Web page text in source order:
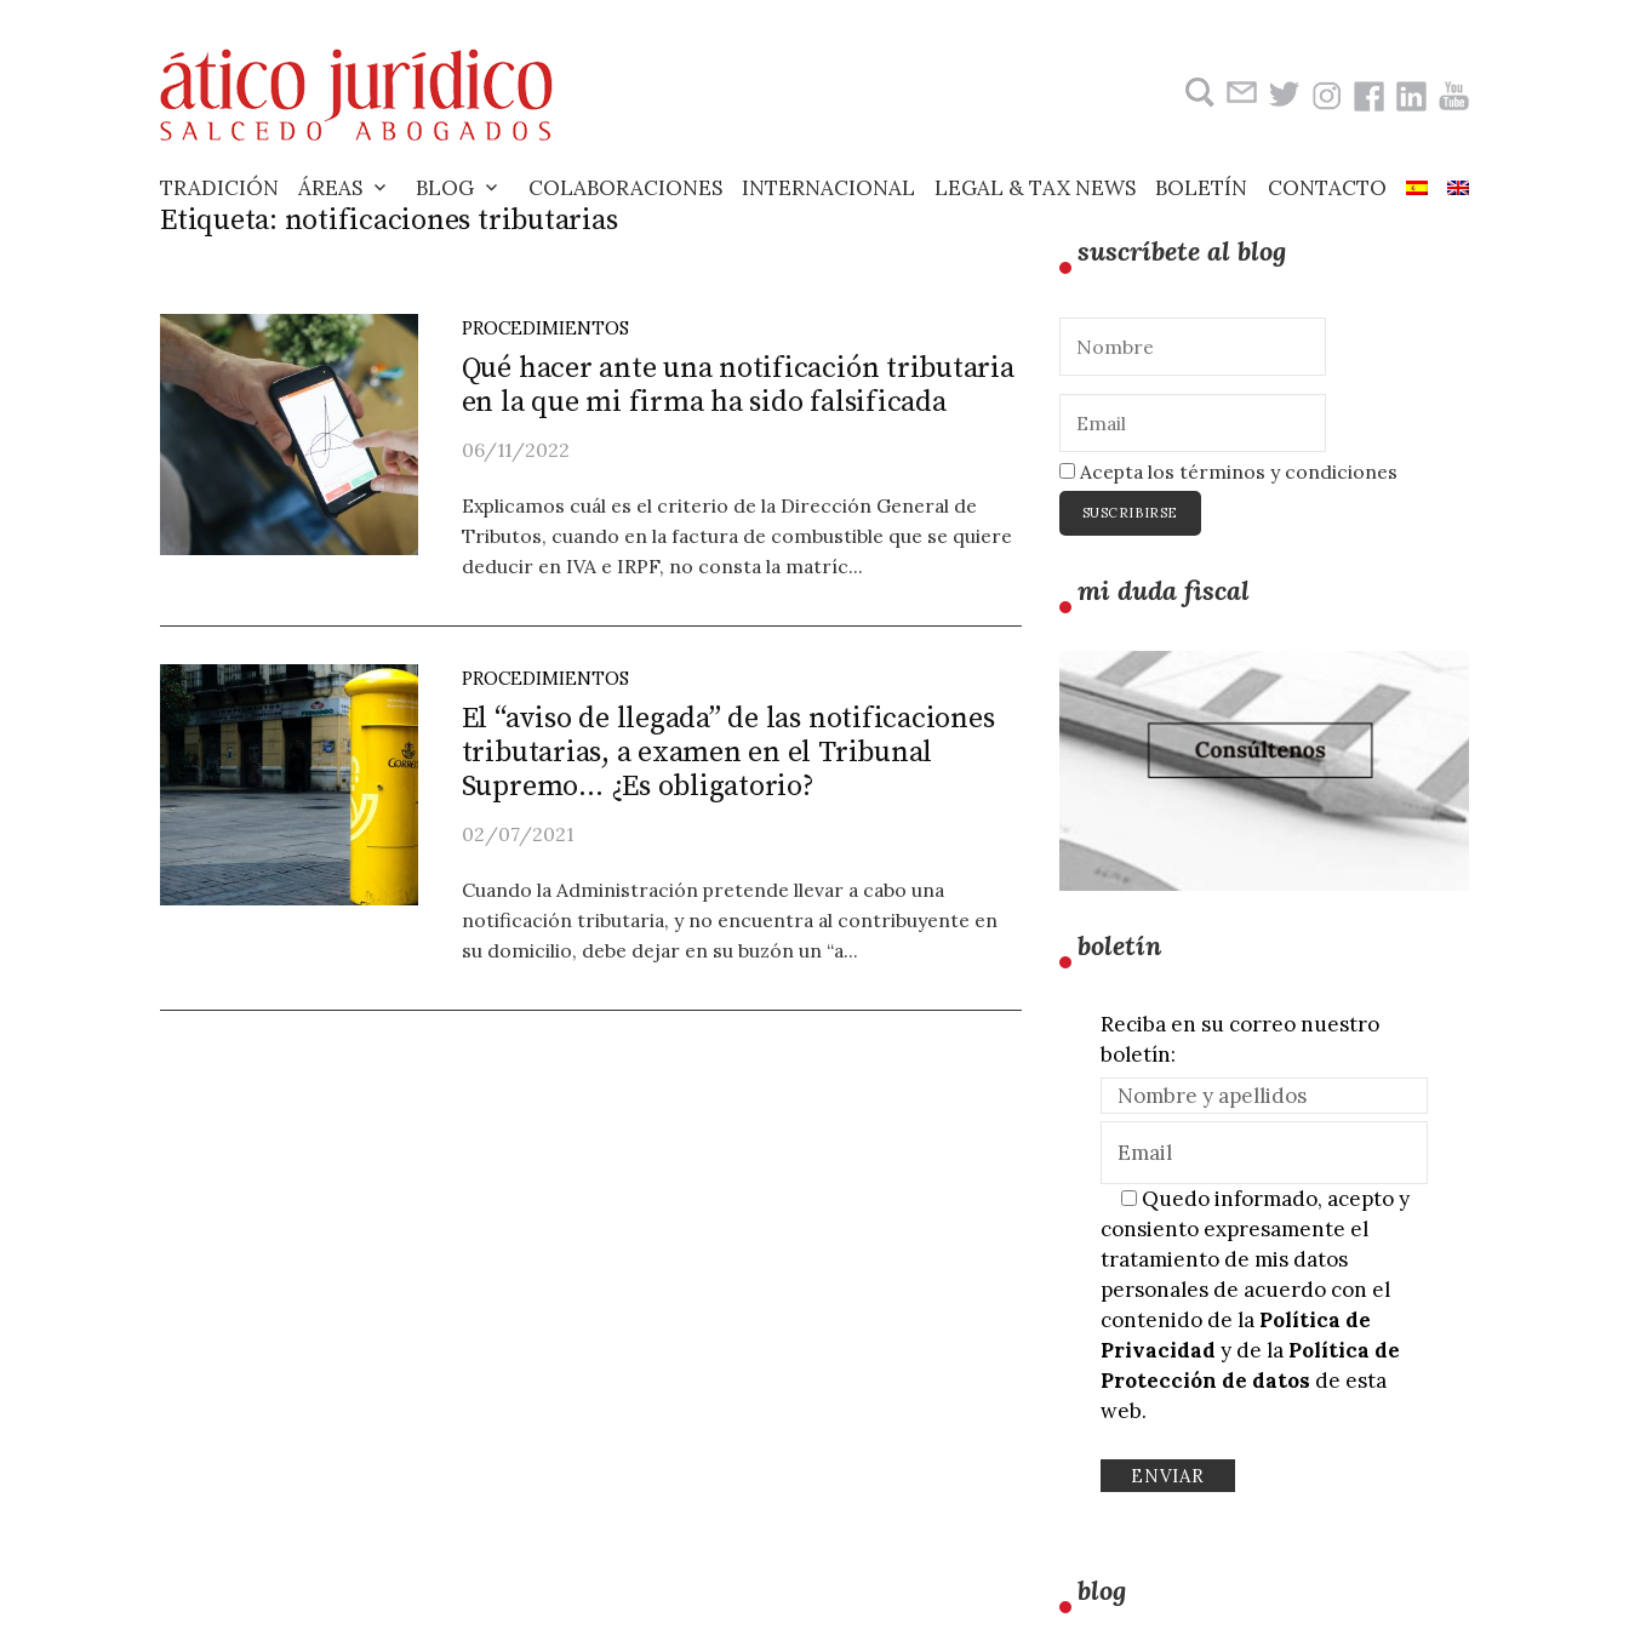
TRADICIÓN ÁREAS BLOG COLABORACIONES INTERNACIONAL LEGAL & TAX NEWS BOLETÍN CONTACTO
Etiqueta: notificaciones tributarias
PROCEDIMIENTOS
Qué hacer ante una notificación tributaria
en la que mi firma ha sido falsificada
06/11/2022
Explicamos cuál es el criterio de la Dirección General de
Tributos, cuando en la factura de combustible que se quiere
deducir en IVA e IRPF, no consta la matríc...
PROCEDIMIENTOS
El “aviso de llegada” de las notificaciones
tributarias, a examen en el Tribunal
Supremo… ¿Es obligatorio?
02/07/2021
Cuando la Administración pretende llevar a cabo una
notificación tributaria, y no encuentra al contribuyente en
su domicilio, debe dejar en su buzón un “a...
suscríbete al blog
Acepta los términos y condiciones
mi duda fiscal
boletín
Reciba en su correo nuestro
boletín:
Quedo informado, acepto y
consiento expresamente el
tratamiento de mis datos
personales de acuerdo con el
contenido de la Política de
Privacidad y de la Política de
Protección de datos de esta
web.
blog